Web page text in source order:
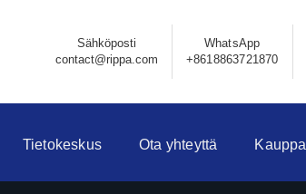
Sähköposti
contact@rippa.com
WhatsApp
+8618863721870
Tietokeskus Ota yhteyttä Kauppa